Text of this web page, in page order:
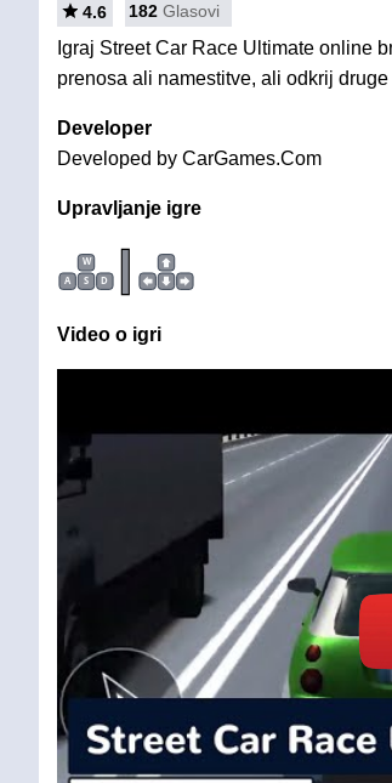
4.6 182 Glasovi
Igraj Street Car Race Ultimate online
prenosa ali namestitve, ali odkrij
Developer
Developed by CarGames.Com
Upravljanje igre
W
A
S D |
Video o igri